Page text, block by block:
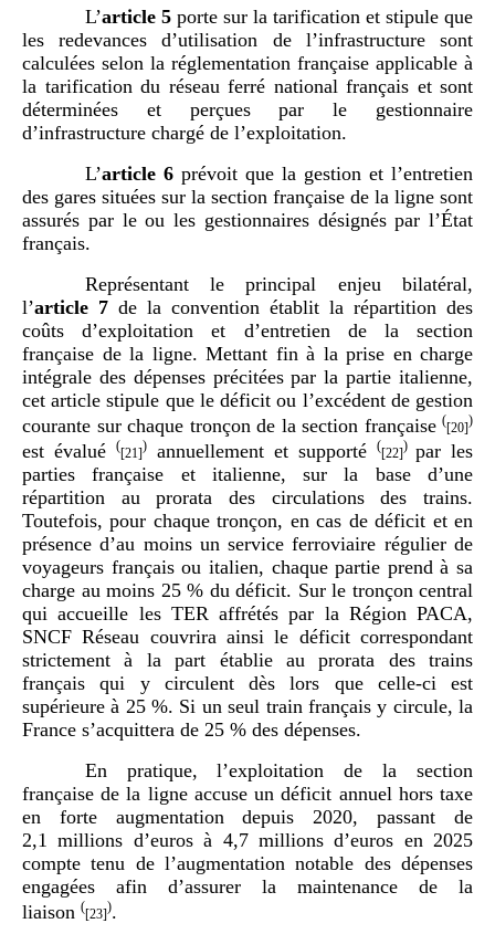
L’article 5porte sur la tarification et stipule que
les redevances d’utilisation de l’infrastructure sont
calculées selon la réglementation française applicable à
la tarification du réseau ferré national français et sont
déterminées et perçues par le gestionnaire
d’infrastructure chargé de l’exploitation.
L’article 6 prévoit que la gestion et l’entretien
des gares situées sur la section française de la ligne sont
assurés par le ou les gestionnaires désignés par l’État
français.
Représentant le principal enjeu bilatéral,
l’article 7 de la convention établit la répartition des
coûts d’exploitation et d’entretien de la section
française de la ligne. Mettant fin à la prise en charge
intégrale des dépenses précitées par la partie italienne,
cet article stipule que le déficit ou l’excédent de gestion
courante sur chaque tronçon de la section française ([20])
est évalué ([21]) annuellement et supporté ([22]) par les
parties française et italienne, sur la base d’une
répartition au prorata des circulations des trains.
Toutefois, pour chaque tronçon, en cas de déficit et en
présence d’au moins un service ferroviaire régulier de
voyageurs français ou italien, chaque partie prend à sa
charge au moins 25 % du déficit. Sur le tronçon central
qui accueille les TER affrétés par la Région PACA,
SNCF Réseau couvrira ainsi le déficit correspondant
strictement à la part établie au prorata des trains
français qui y circulent dès lors que celle-ci est
supérieure à 25 %. Si un seul train français y circule, la
France s’acquittera de 25 % des dépenses.
En pratique, l’exploitation de la section
française de la ligne accuse un déficit annuel hors taxe
en forte augmentation depuis 2020, passant de
2,1 millions d’euros à 4,7 millions d’euros en 2025
compte tenu de l’augmentation notable des dépenses
engagées afin d’assurer la maintenance de la
liaison ([23]).